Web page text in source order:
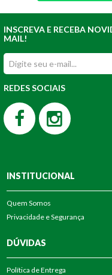
INSCREVA E RECEBA
MAIL!
REDES SOCIAIS
INSTITUCIONAL
Quem Somos
Privacidade e Segurança
DÚVIDAS
Política de Entrega